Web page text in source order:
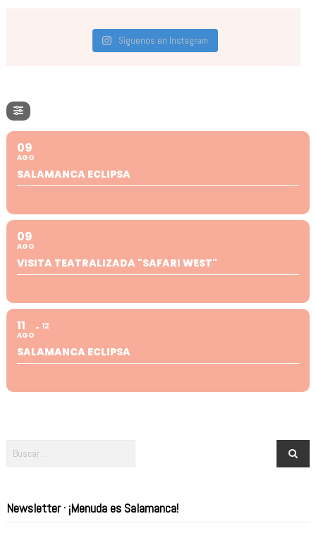
Síguenos en Instagram
09
AGO
SALAMANCA ECLIPSA
09
AGO
VISITA TEATRALIZADA "SAFARI WEST"
11
AGO
12
SALAMANCA ECLIPSA
Newsletter · ¡Menuda es Salamanca!